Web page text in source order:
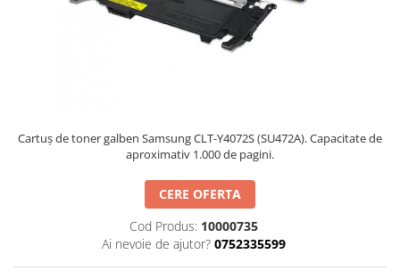
Cartuș de toner galben Samsung CLT-Y4072S (SU472A). Capacitate de
aproximativ 1.000 de pagini.
CERE OFERTA
Cod Produs: 10000735
Ai nevoie de ajutor? 0752335599